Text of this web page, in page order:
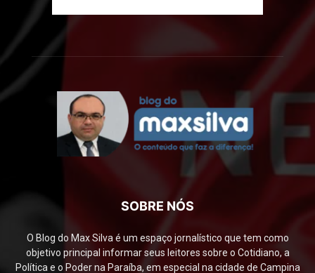
SOBRE NÓS
O Blog do Max Silva é um espaço jornalístico que tem como
objetivo principal informar seus leitores sobre o Cotidiano, a
Política e o Poder na Paraíba, em especial na cidade de Campina